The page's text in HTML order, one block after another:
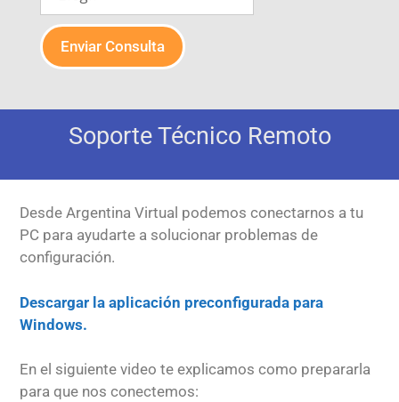
Enviar Consulta
Soporte Técnico Remoto
Desde Argentina Virtual podemos conectarnos a tu
PC para ayudarte a solucionar problemas de
configuración.
Descargar la aplicación preconfigurada para
Windows.
En el siguiente video te explicamos como prepararla
para que nos conectemos: